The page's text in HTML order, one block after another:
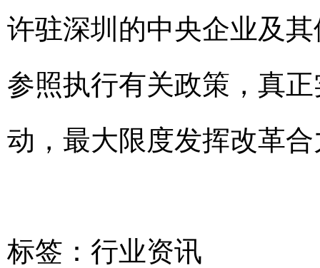
许驻深圳的中央企业及
参照执行有关政策，真
动，最大限度发挥改革
标签： 行业资讯